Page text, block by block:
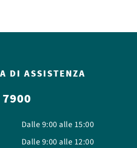
DI ASSISTENZA
Dalle 9:00 alle 15:00
Dalle 9:00 alle 12:00